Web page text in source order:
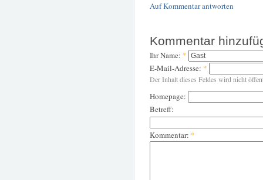
Auf Kommentar antworten
Kommentar
Ihr Name: *
E-Mail-Adresse: *
Der Inhalt dieses Feldes wird nicht
Homepage:
Betreff:
Kommentar: *